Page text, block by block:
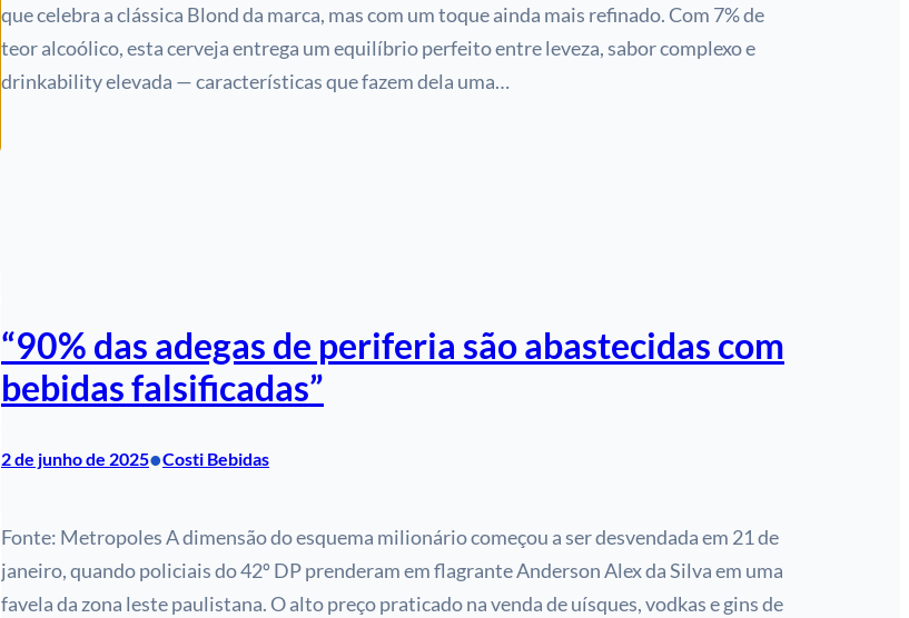
que celebra a clássica Blond da marca, mas com um toque ainda mais refinado. Com 7% de
teor alcoólico, esta cerveja entrega um equilíbrio perfeito entre leveza, sabor complexo e
drinkability elevada — características que fazem dela uma…
“90% das adegas de periferia são abastecidas com
bebidas falsificadas”
2 de junho de 2025•Costi Bebidas
Fonte: Metropoles A dimensão do esquema milionário começou a ser desvendada em 21 de
janeiro, quando policiais do 42º DP prenderam em flagrante Anderson Alex da Silva em uma
favela da zona leste paulistana. O alto preço praticado na venda de uísques, vodkas e gins de